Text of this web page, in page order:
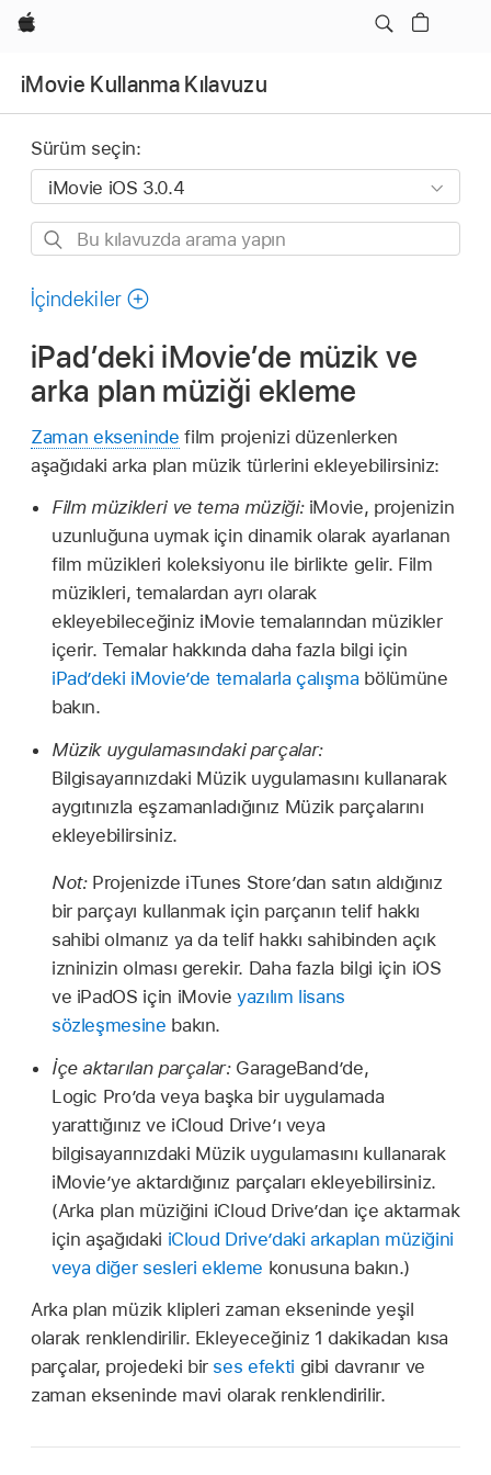
wzlhp
iMovie Kullanma Kılavuzu
Sürüm seçin:
Bu
arama
İçindekiler
iPad’deki iMovie’de müzik ve
arka plan müziği ekleme
Zaman ekseninde film projenizi düzenlerken
aşağıdaki arka plan müzik türlerini ekleyebilirsiniz:
Film müzikleri ve tema müziği: iMovie, projenizin
uzunluğuna uymak için dinamik olarak ayarlanan
film müzikleri koleksiyonu ile birlikte gelir. Film
müzikleri, temalardan ayrı olarak
ekleyebileceğiniz iMovie temalarından müzikler
içerir. Temalar hakkında daha fazla bilgi için
iPad’deki iMovie’de temalarla çalışma bölümüne
bakın.
Müzik uygulamasındaki parçalar:
Bilgisayarınızdaki Müzik uygulamasını kullanarak
aygıtınızla eşzamanladığınız Müzik parçalarını
ekleyebilirsiniz.
Not: Projenizde iTunes Store’dan satın aldığınız
bir parçayı kullanmak için parçanın telif hakkı
sahibi olmanız ya da telif hakkı sahibinden açık
izninizin olması gerekir. Daha fazla bilgi için iOS
ve iPadOS için iMovieyazılım lisans
sözleşmesine bakın.
İçe aktarılan parçalar: GarageBand’de,
Logic Pro’da veya başka bir uygulamada
yarattığınız ve iCloud Drive’ı veya
bilgisayarınızdaki Müzik uygulamasını kullanarak
iMovie’ye aktardığınız parçaları ekleyebilirsiniz.
(Arka plan müziğini iCloud Drive’dan içe aktarmak
için aşağıdaki iCloud Drive’daki arkaplan müziğini
veya diğer sesleri ekleme konusuna bakın.)
Arka plan müzik klipleri zaman ekseninde yeşil
olarak renklendirilir. Ekleyeceğiniz 1 dakikadan kısa
parçalar, projedeki bir ses efekti gibi davranır ve
zaman ekseninde mavi olarak renklendirilir.